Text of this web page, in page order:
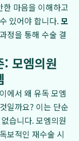
마음을 이해하고
있어야 합니다.모
정을 통해 수술 결
: 모엠의원
에서 왜 유독 모엠
일까요? 이는 단순
습니다. 모엠의원
보적인 재수술 시